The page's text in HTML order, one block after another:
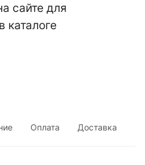
сайте для
каталоге
Оплата Доставка